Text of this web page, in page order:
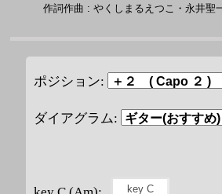
作詞作曲 : やくしまるえつこ・永井聖
ポジション:
ダイアグラム: